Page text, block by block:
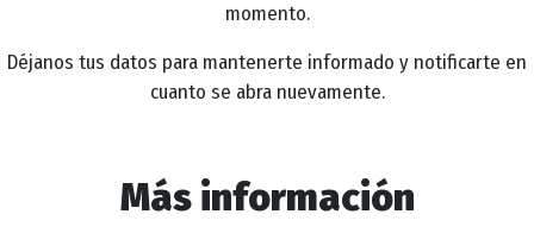
momento.
Déjanos tus datos para mantenerte informado y notificarte en
cuanto se abra nuevamente.
Más información